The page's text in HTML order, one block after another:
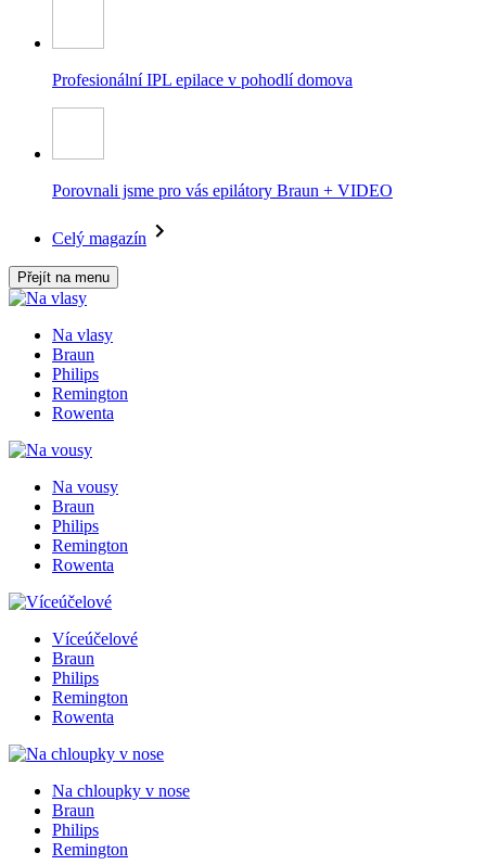
Profesionální IPL epilace v pohodlí domova
Porovnali jsme pro vás epilátory Braun + VIDEO
Celý magazín
Přejít na menu
Na vlasy
Braun
Philips
Remington
Rowenta
Na vousy
Braun
Philips
Remington
Rowenta
Víceúčelové
Braun
Philips
Remington
Rowenta
Na chloupky v nose
Braun
Philips
Remington